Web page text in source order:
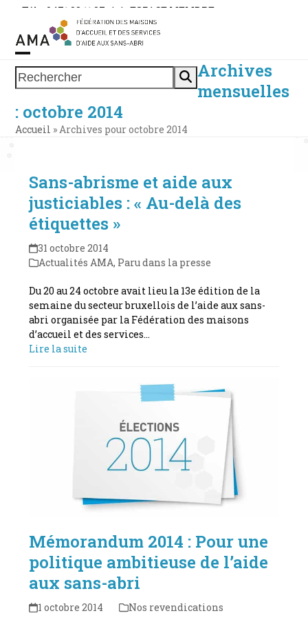
Skip
content
Tél. : 0471 38 11 37 | | ESPACE MEMBRE
Rechercher
Open
mobile
menu
Close
mobile
menu
Archives
mensuelles
: octobre 2014
Accueil »Archives pour octobre 2014
Sans-abrisme et aide aux
justiciables : « Au-delà des
étiquettes »
31 octobre 2014
Actualités AMA, Paru dans la presse
Du 20 au 24 octobre avait lieu la 13e édition de la
semaine du secteur bruxellois de l’aide aux sans-
abri organisée par la Fédération des maisons
d’accueil et des services…
Lire la suite
Mémorandum 2014 : Pour une
politique ambitieuse de l’aide
aux sans-abri
1 octobre 2014 Nos revendications